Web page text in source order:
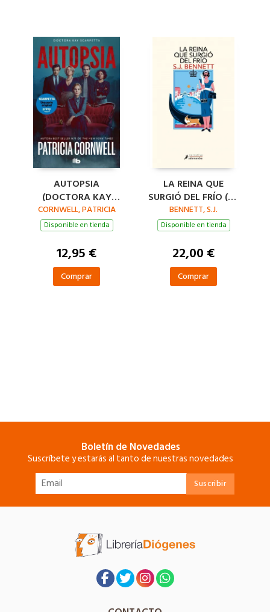
AUTOPSIA
(DOCTORA KAY
SCARPETTA 25)
CORNWELL, PATRICIA
Disponible en tienda
12,95 €
Comprar
LA REINA QUE
SURGIÓ DEL FRÍO (SU
MAJESTAD, LA REINA
INVESTIGADORA 5)
BENNETT, S.J.
Disponible en tienda
22,00 €
Comprar
Boletín de Novedades
Suscríbete y estarás al tanto de nuestras novedades